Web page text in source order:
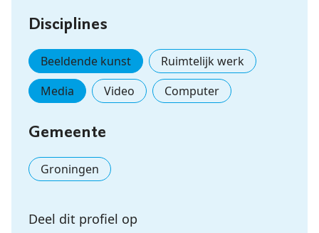
Disciplines
Beeldende kunst
Ruimtelijk werk
Media
Video Computer
Gemeente
Groningen
Deel dit profiel op